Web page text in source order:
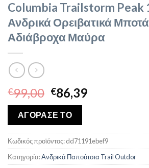
Columbia Trailstorm Peak
Ανδρικά Ορειβατικά
Αδιάβροχα Μαύρα
€99,00 Original
price
was:
€99,00.
€86,39Η
€86,39.
ΑΓΟΡΑΣΕ ΤΟ
Κωδικός προϊόντος:dd71191ebef9
Κατηγορία:Ανδρικά Παπούτσια Trail Outdor